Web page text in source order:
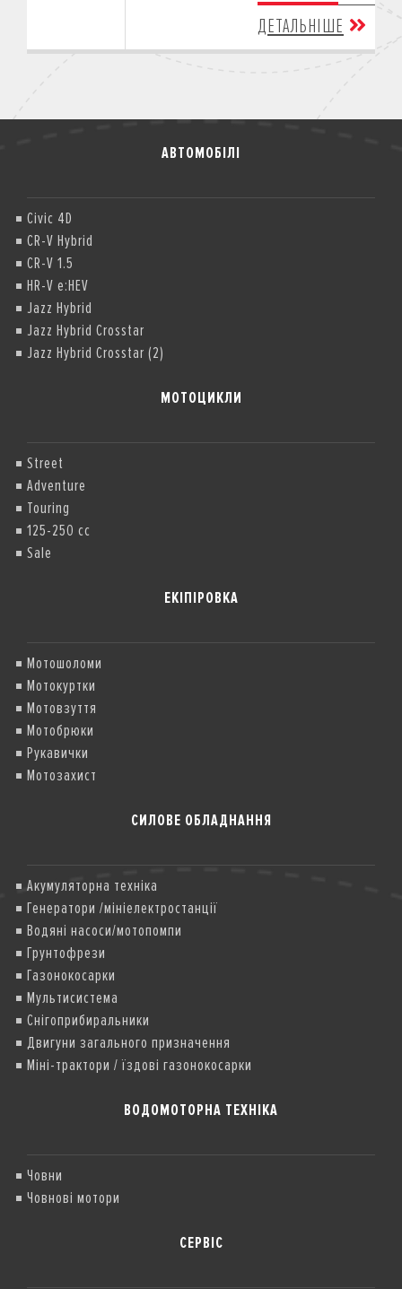
ДЕТАЛЬНІШЕ
АВТОМОБІЛІ
Civic 4D
CR-V Hybrid
CR-V 1.5
HR-V e:HEV
Jazz Hybrid
Jazz Hybrid Crosstar
Jazz Hybrid Crosstar (2)
МОТОЦИКЛИ
Street
Adventure
Touring
125-250 cc
Sale
ЕКІПІРОВКА
Мотошоломи
Мотокуртки
Мотовзуття
Мотобрюки
Рукавички
Мотозахист
СИЛОВЕ ОБЛАДНАННЯ
Акумуляторна техніка
Генератори /мініелектростанції
Водяні насоси/мотопомпи
Грунтофрези
Газонокосарки
Мультисистема
Снігоприбиральники
Двигуни загального призначення
Міні-трактори / їздові газонокосарки
ВОДОМОТОРНА ТЕХНІКА
Човни
Човнові мотори
СЕРВІС